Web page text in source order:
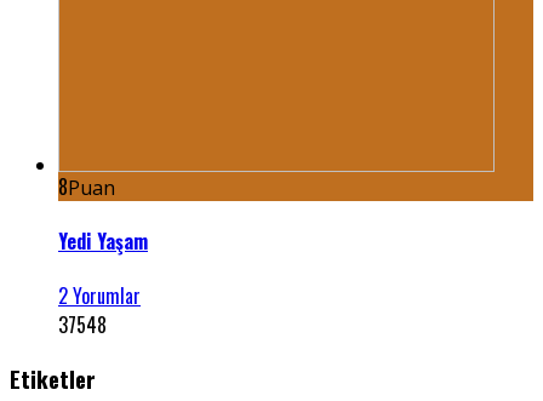
8Puan
Yedi Yaşam
2 Yorumlar
37548
Etiketler